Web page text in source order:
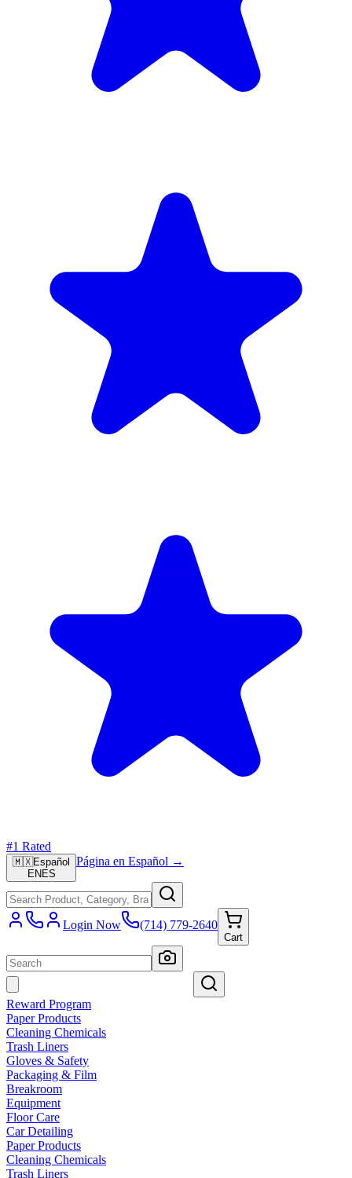
#1 Rated
🇲🇽Español
EN ES
Página en Español →
Login Now (714) 779-2640
Cart
Reward Program
Paper Products
Cleaning Chemicals
Trash Liners
Gloves & Safety
Packaging & Film
Breakroom
Equipment
Floor Care
Car Detailing
Paper Products
Cleaning Chemicals
Trash Liners